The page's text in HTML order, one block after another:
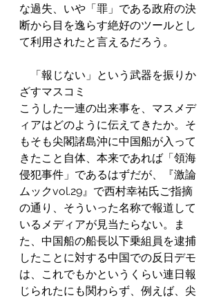
な過失、いや「罪」である政府の決
断から目を逸らす絶好のツールとし
て利用されたと言えるだろう。
「報じない」という武器を振りか
ざすマスコミ
こうした一連の出来事を、マスメデ
ィアはどのように伝えてきたか。そ
もそも尖閣諸島沖に中国船が入って
きたこと自体、本来であれば「領海
侵犯事件」であるはずだが、『激論
ムックvol.29』で西村幸祐氏ご指摘
の通り、そういった名称で報道して
いるメディアが見当たらない。ま
た、中国船の船長以下乗組員を逮捕
したことに対する中国での反日デモ
は、これでもかというくらい連日報
じられたにも関わらず、例えば、尖